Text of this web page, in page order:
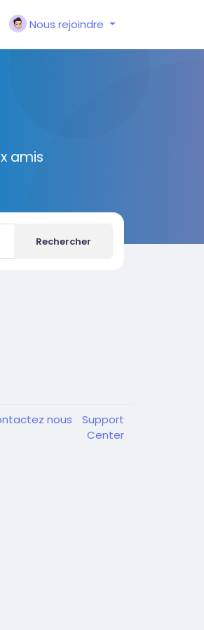
Nous rejoindre
amis
Rechercher
nous
Support
Center